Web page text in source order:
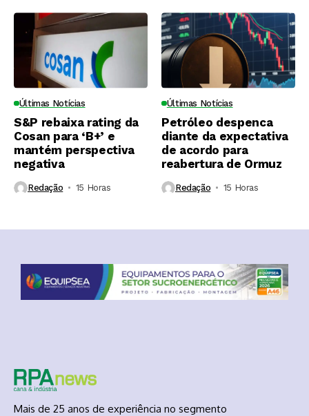
Últimas Notícias
S&P rebaixa rating da
Cosan para ‘B+’ e
mantém perspectiva
negativa
Redação 15 Horas ⁮
Últimas Notícias
Petróleo despenca
diante da expectativa
de acordo para
reabertura de Ormuz
Redação 15 Horas ⁮
Mais de 25 anos de experiência no segmento